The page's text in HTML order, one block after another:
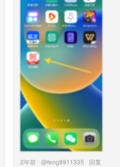
2年前 @feng8911335 回复